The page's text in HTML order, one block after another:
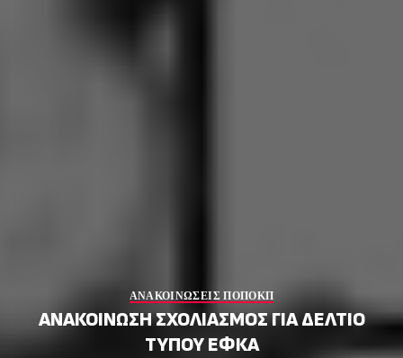
ΑΝΑΚΟΙΝΩΣΕΙΣ ΠΟΠΟΚΠ
ΑΝΑΚΟΙΝΩΣΗ ΣΧΟΛΙΑΣΜΟΣ ΓΙΑ ΔΕΛΤΙΟ
ΤΥΠΟΥ ΕΦΚΑ